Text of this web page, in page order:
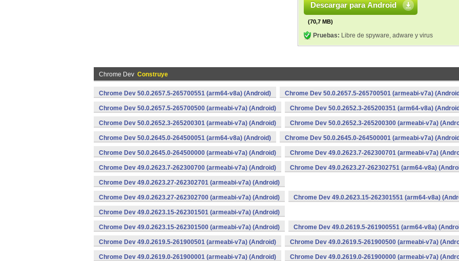
Descargar para Android
(70,7 MB)
Pruebas: Libre de spyware, adware y virus
Chrome Dev Construye
Chrome Dev 50.0.2657.5-265700551 (arm64-v8a) (Android) Chrome Dev 50.0.2657.5-265700501 (armeabi-v7a)
Chrome Dev 50.0.2657.5-265700500 (armeabi-v7a) (Android) Chrome Dev 50.0.2652.3-265200351 (arm64-v8a)
Chrome Dev 50.0.2652.3-265200301 (armeabi-v7a) (Android) Chrome Dev 50.0.2652.3-265200300 (armeabi-v7a)
Chrome Dev 50.0.2645.0-264500051 (arm64-v8a) (Android) Chrome Dev 50.0.2645.0-264500001 (armeabi-v7a)
Chrome Dev 50.0.2645.0-264500000 (armeabi-v7a) (Android) Chrome Dev 49.0.2623.7-262300701 (armeabi-v7a)
Chrome Dev 49.0.2623.7-262300700 (armeabi-v7a) (Android) Chrome Dev 49.0.2623.27-262302751 (arm64-v8a)
Chrome Dev 49.0.2623.27-262302701 (armeabi-v7a) (Android)
Chrome Dev 49.0.2623.27-262302700 (armeabi-v7a) (Android) Chrome Dev 49.0.2623.15-262301551 (arm64-v8a)
Chrome Dev 49.0.2623.15-262301501 (armeabi-v7a) (Android)
Chrome Dev 49.0.2623.15-262301500 (armeabi-v7a) (Android) Chrome Dev 49.0.2619.5-261900551 (arm64-v8a)
Chrome Dev 49.0.2619.5-261900501 (armeabi-v7a) (Android) Chrome Dev 49.0.2619.5-261900500 (armeabi-v7a)
Chrome Dev 49.0.2619.0-261900001 (armeabi-v7a) (Android) Chrome Dev 49.0.2619.0-261900000 (armeabi-v7a)